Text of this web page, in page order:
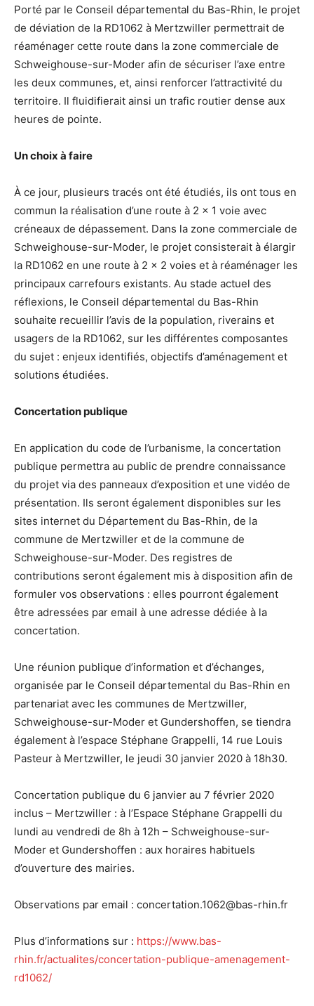
Porté par le Conseil départemental du Bas-Rhin, le projet
de déviation de la RD1062 à Mertzwiller permettrait de
réaménager cette route dans la zone commerciale de
Schweighouse-sur-Moder afin de sécuriser l’axe entre
les deux communes, et, ainsi renforcer l’attractivité du
territoire. Il fluidifierait ainsi un trafic routier dense aux
heures de pointe.
Un choix à faire
À ce jour, plusieurs tracés ont été étudiés, ils ont tous en
commun la réalisation d’une route à 2 x 1 voie avec
créneaux de dépassement. Dans la zone commerciale de
Schweighouse-sur-Moder, le projet consisterait à élargir
la RD1062 en une route à 2 x 2 voies et à réaménager les
principaux carrefours existants. Au stade actuel des
réflexions, le Conseil départemental du Bas-Rhin
souhaite recueillir l’avis de la population, riverains et
usagers de la RD1062, sur les différentes composantes
du sujet : enjeux identifiés, objectifs d’aménagement et
solutions étudiées.
Concertation publique
En application du code de l’urbanisme, la concertation
publique permettra au public de prendre connaissance
du projet via des panneaux d’exposition et une vidéo de
présentation. Ils seront également disponibles sur les
sites internet du Département du Bas-Rhin, de la
commune de Mertzwiller et de la commune de
Schweighouse-sur-Moder. Des registres de
contributions seront également mis à disposition afin de
formuler vos observations : elles pourront également
être adressées par email à une adresse dédiée à la
concertation.
Une réunion publique d’information et d’échanges,
organisée par le Conseil départemental du Bas-Rhin en
partenariat avec les communes de Mertzwiller,
Schweighouse-sur-Moder et Gundershoffen, se tiendra
également à l’espace Stéphane Grappelli, 14 rue Louis
Pasteur à Mertzwiller, le jeudi 30 janvier 2020 à 18h30.
Concertation publique du 6 janvier au 7 février 2020
inclus – Mertzwiller : à l’Espace Stéphane Grappelli du
lundi au vendredi de 8h à 12h – Schweighouse-sur-
Moder et Gundershoffen : aux horaires habituels
d’ouverture des mairies.
Observations par email : concertation.1062@bas-rhin.fr
Plus d’informations sur : https://www.bas-
rhin.fr/actualites/concertation-publique-amenagement-
rd1062/